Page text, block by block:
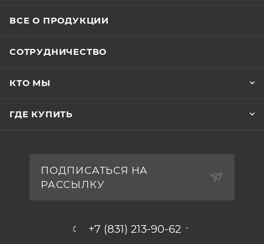
ВСЕ О ПРОДУКЦИИ
СОТРУДНИЧЕСТВО
КТО МЫ
ГДЕ КУПИТЬ
ПОДПИСАТЬСЯ НА
РАССЫЛКУ
+7 (831) 213-90-62